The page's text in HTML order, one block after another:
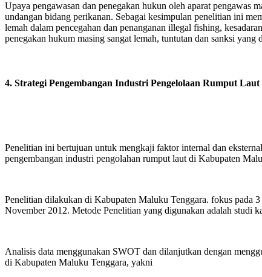
Upaya pengawasan dan penegakan hukun oleh aparat pengawas
undangan bidang perikanan. Sebagai kesimpulan penelitian ini
lemah dalam pencegahan dan penanganan illegal fishing,
penegakan hukum masing sangat lemah, tuntutan dan sanksi
4. Strategi Pengembangan Industri Pengelolaan Rumput
Penelitian ini bertujuan untuk mengkaji faktor internal dan
pengembangan industri pengolahan rumput laut di Kabupaten
Penelitian dilakukan di Kabupaten Maluku Tenggara. fokus pada
November 2012. Metode Penelitian yang digunakan adalah studi
Analisis data menggunakan SWOT dan dilanjutkan dengan
di Kabupaten Maluku Tenggara, yakni